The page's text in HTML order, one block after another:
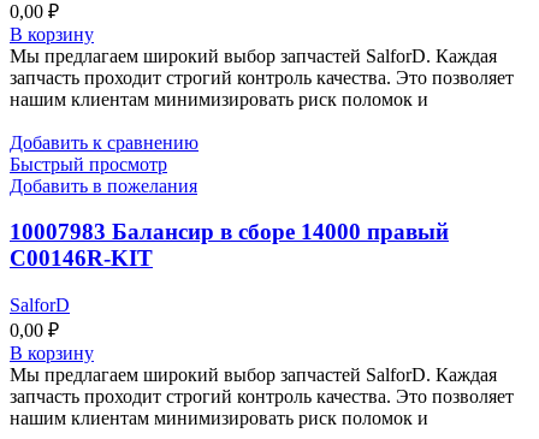
0,00 ₽
В корзину
Мы предлагаем широкий выбор запчастей SalforD. Каждая
запчасть проходит строгий контроль качества. Это позволяет
нашим клиентам минимизировать риск поломок и
Добавить к сравнению
Быстрый просмотр
Добавить в пожелания
10007983 Балансир в сборе 14000 правый
C00146R-KIT
SalforD
0,00 ₽
В корзину
Мы предлагаем широкий выбор запчастей SalforD. Каждая
запчасть проходит строгий контроль качества. Это позволяет
нашим клиентам минимизировать риск поломок и